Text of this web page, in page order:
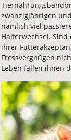
zwanzigjährigen
nämlich viel
Halterwechsel.
ihrer
Fressvergnügen
Leben fallen ihnen